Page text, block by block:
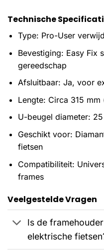
Technische
Type: Pro-User
Bevestiging: Easy Fix
gereedschap
Afsluitbaar: Ja, voor
Lengte: Circa 315 mm
U-beugel diameter:
Geschikt voor:
fietsen
Compatibiliteit:
frames
Veelgestelde Vragen
Is de
elektrische